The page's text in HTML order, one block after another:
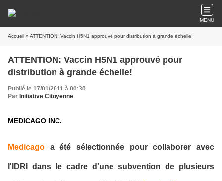
MENU
Accueil » ATTENTION: Vaccin H5N1 approuvé pour distribution à grande échelle!
ATTENTION: Vaccin H5N1 approuvé pour
distribution à grande échelle!
Publié le 17/01/2011 à 00:30
Par Initiative Citoyenne
MEDICAGO INC.
Medicago a été sélectionnée pour collaborer avec
l'IDRI dans le cadre d'une subvention de plusieurs